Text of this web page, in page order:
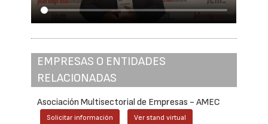
EMPRESAS O ENTIDADES
RELACIONADAS
Asociación Multisectorial de Empresas - AMEC
Solicitar información Ver stand virtual